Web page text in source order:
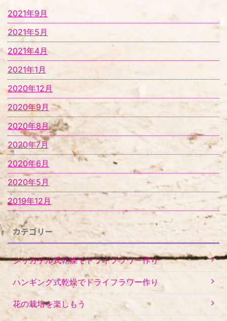
2021年9月
2021年5月
2021年4月
2021年1月
2020年12月
2020年9月
2020年8月
2020年7月
2020年6月
2020年5月
2019年12月
カテゴリー
シリカゲル式乾燥でドライフラワー作り
ハンギング式乾燥でドライフラワー作り
花の栽培を楽しもう